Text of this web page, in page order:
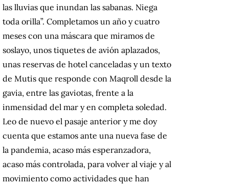
las lluvias que inundan las sabanas. Niega
toda orilla”. Completamos un año y cuatro
meses con una máscara que miramos de
soslayo, unos tiquetes de avión aplazados,
unas reservas de hotel canceladas y un texto
de Mutis que responde con Maqroll desde la
gavia, entre las gaviotas, frente a la
inmensidad del mar y en completa soledad.
Leo de nuevo el pasaje anterior y me doy
cuenta que estamos ante una nueva fase de
la pandemia, acaso más esperanzadora,
acaso más controlada, para volver al viaje y al
movimiento como actividades que han